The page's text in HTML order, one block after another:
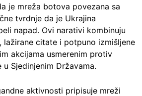
je mreža botova povezana sa
tvrdnje da je Ukrajina
napad. Ovi narativi kombinuju
lažirane citate i potpuno izmišljene
akcijama usmerenim protiv
Sjedinjenim Državama.
aktivnosti pripisuje mreži